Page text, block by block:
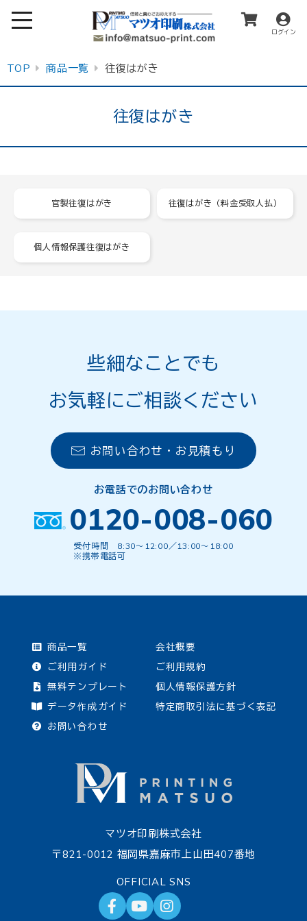
ログイン
TOP 商品一覧 往復はがき
往復はがき
官製往復はがき 往復はがき（料金受取人払）
個人情報保護往復はがき
些細なことでも
お気軽にご相談ください
お問い合わせ・お見積もり
お電話でのお問い合わせ
0120-008-060
受付時間 8:30〜12:00／13:00〜18:00
※携帯電話可
マツオ印刷株式会社
〒821-0012 福岡県嘉麻市上山田407番地
OFFICIAL SNS
商品一覧
ご利用ガイド
無料テンプレート
データ作成ガイド
お問い合わせ
会社概要
ご利用規約
個人情報保護方針
特定商取引法に基づく表記